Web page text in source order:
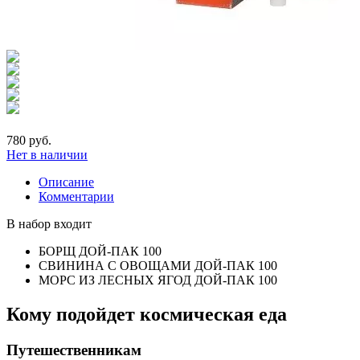
780 руб.
Нет в наличии
Описание
Комментарии
В набор входит
БОРЩ ДОЙ-ПАК 100
СВИНИНА С ОВОЩАМИ ДОЙ-ПАК 100
МОРС ИЗ ЛЕСНЫХ ЯГОД ДОЙ-ПАК 100
Кому подойдет космическая еда
Путешественникам